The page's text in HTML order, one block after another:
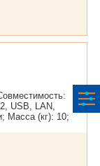
USB, LAN,
Масса (кг): 10;